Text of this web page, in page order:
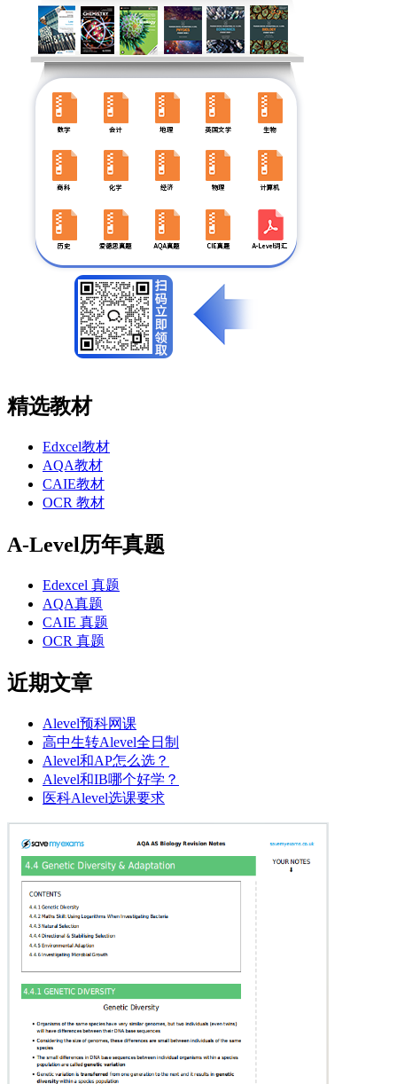
精选教材
Edxcel教材
AQA教材
CAIE教材
OCR 教材
A-Level历年真题
Edexcel 真题
AQA真题
CAIE 真题
OCR 真题
近期文章
Alevel预科网课
高中生转Alevel全日制
Alevel和AP怎么选？
Alevel和IB哪个好学？
医科Alevel选课要求